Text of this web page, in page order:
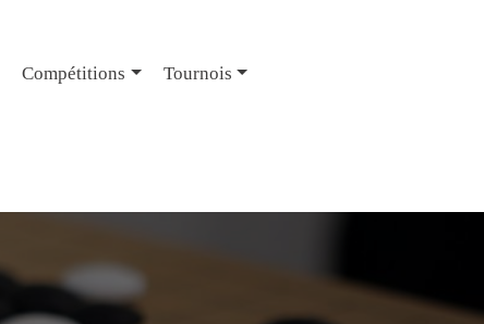
Compétitions Tournois